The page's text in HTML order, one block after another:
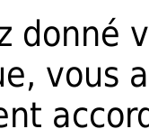
donné
vous